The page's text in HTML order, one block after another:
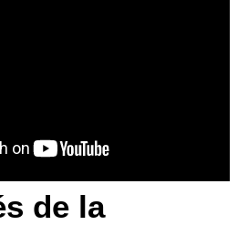
de la